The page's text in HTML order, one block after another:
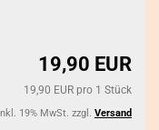
19,90 EUR
19,90 EUR pro 1 Stück
19% MwSt. zzgl. Versand